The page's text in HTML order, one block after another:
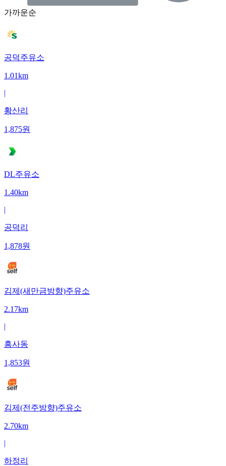
가까운순
공덕주유소
1.01km
|
황산리
1,875원
DL주유소
1.40km
|
공덕리
1,878원
김제(새만금방향)주유소
2.17km
|
흥사동
1,853원
김제(전주방향)주유소
2.70km
|
하정리